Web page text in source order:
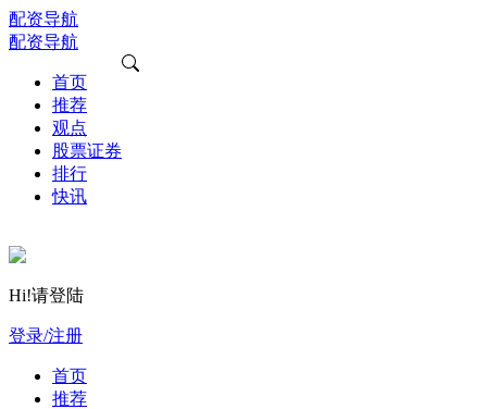
配资导航
配资导航
首页
推荐
观点
股票证券
排行
快讯
Hi!请登陆
登录/注册
首页
推荐